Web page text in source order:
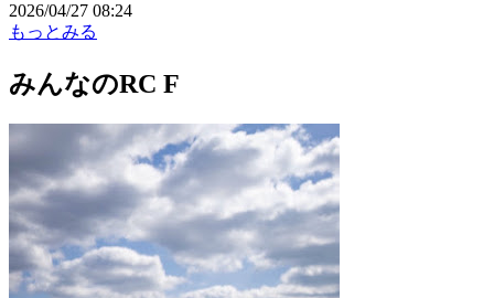
2026/04/27 08:24
もっとみる
みんなのRC F